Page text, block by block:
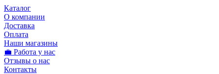
Каталог
О компании
Доставка
Оплата
Наши магазины
💼 Работа у нас
Отзывы о нас
Контакты